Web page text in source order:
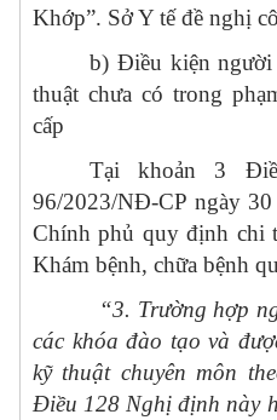
Khớp”. Sở Y tế đề nghị
b) Điều kiện
thuật chưa có trong
cấp
Tại khoản 3
96/2023/NĐ-CP ngày
Chính phủ quy định chi
Khám bệnh, chữa bệnh
“3. Trường hợp
các khóa đào tạo và
kỹ thuật chuyên môn
Điều 128 Nghị định này